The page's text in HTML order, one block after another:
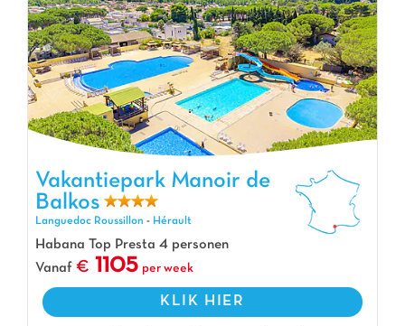
Vakantiepark Manoir de Balkos, Vakantiepark Languedoc Roussillon
Vakantiepark Manoir de
Balkos
Languedoc Roussillon - Hérault
Habana Top Presta 4 personen
Vanaf
1105 per week
KLIK HIER